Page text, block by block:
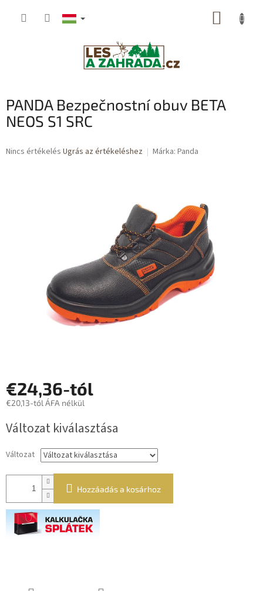
KOSÁR
PANDA Bezpečnostní obuv BETA
NEOS S1 SRC
A
Nincs értékelés Ugrás az értékeléshez Márka: Panda
€24,36-tól
€20,13-tól ÁFA nélkül
Változat kiválasztása
Változat
Hozzáadás a kosárhoz